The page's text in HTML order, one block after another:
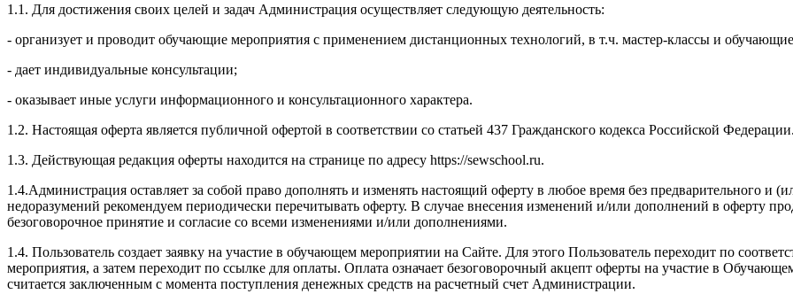
1.1. Для достижения своих целей и задач Администрация осуществляет следующую деятельность:
- организует и проводит обучающие мероприятия с применением дистанционных технологий, в т.ч. мастер-классы и
- дает индивидуальные консультации;
- оказывает иные услуги информационного и консультационного характера.
1.2. Настоящая оферта является публичной офертой в соответствии со статьей 437 Гражданского кодекса Российской
1.3. Действующая редакция оферты находится на странице по адресу https://sewschool.ru.
1.4.Администрация оставляет за собой право дополнять и изменять настоящий оферту в любое время без предварительного и
недоразумений рекомендуем периодически перечитывать оферту. В случае внесения изменений и/или дополнений в оферту
безоговорочное принятие и согласие со всеми изменениями и/или дополнениями.
1.4. Пользователь создает заявку на участие в обучающем мероприятии на Сайте. Для этого Пользователь переходит по
мероприятия, а затем переходит по ссылке для оплаты. Оплата означает безоговорочный акцепт оферты на участие в
считается заключенным с момента поступления денежных средств на расчетный счет Администрации.